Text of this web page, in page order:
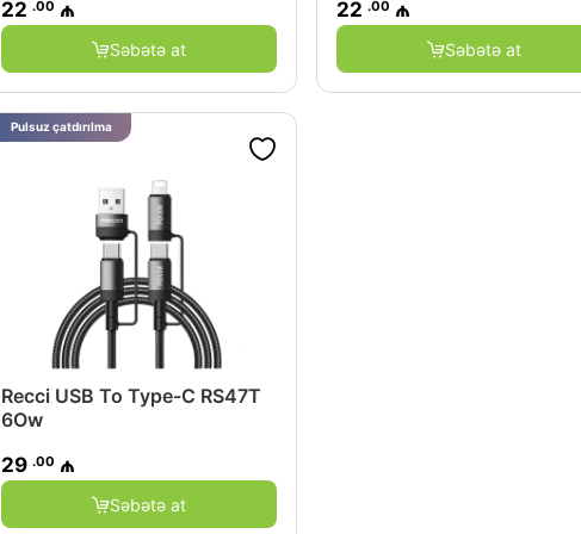
22 .00 ₼
Səbətə at
22 .00 ₼
Səbətə at
Recci USB To Type-C RS47T
6Ow
29 .00 ₼
Səbətə at
Pulsuz çatdırılma